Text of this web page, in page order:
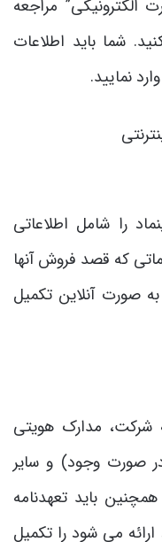
الکترونیکی” مراجعه
شما باید اطلاعات
نمایید.
را شامل اطلاعاتی
که قصد فروش آنها
به صورت آنلاین تکمیل
شرکت، مدارک هویتی
صورت وجود) و سایر
باید تعهدنامه
می ‌شود را تکمیل